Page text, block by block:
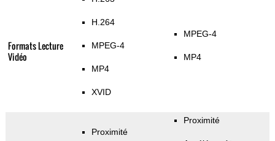
Formats Lecture
Vidéo
H.264
MPEG-4
MP4
XVID
MPEG-4
MP4
Proximité
Proximité